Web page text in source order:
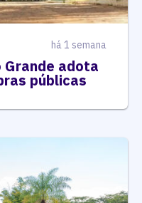
públicas